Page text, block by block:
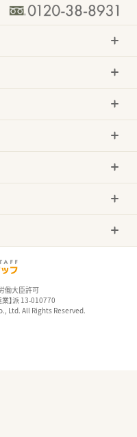
働大臣許可
業】派 13-010770
Ltd. All Rights Reserved.